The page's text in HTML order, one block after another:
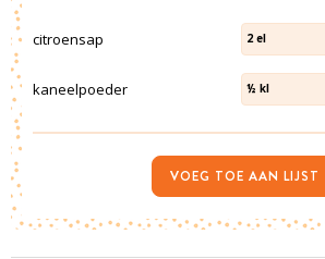
citroensap 2 el
kaneelpoeder ½ kl
VOEG TOE AAN LIJST